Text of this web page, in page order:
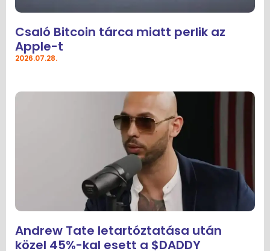
Csaló Bitcoin tárca miatt perlik az
Apple-t
2026.07.28.
Andrew Tate letartóztatása után
közel 45%-kal esett a $DADDY